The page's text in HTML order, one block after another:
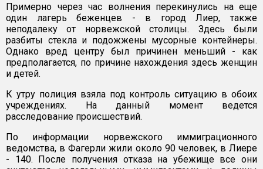
Примерно через час волнения перекинулись на еще
один лагерь беженцев - в город Лиер, также
неподалеку от норвежской столицы. Здесь были
разбиты стекла и подожжены мусорные контейнеры.
Однако вред центру был причинен меньший - как
предполагается, по причине нахождения здесь женщин
и детей.
К утру полиция взяла под контроль ситуацию в обоих
учреждениях. На данный момент ведется
расследование происшествий.
По информации норвежского иммиграционного
ведомства, в Фагерли жили около 90 человек, в Лиере
- 140. После получения отказа на убежище все они